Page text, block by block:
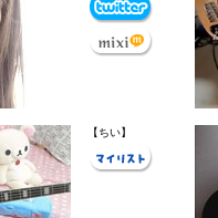
【ちい】